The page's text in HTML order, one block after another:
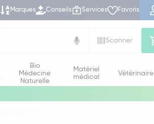
Marques Conseils Services Favoris
Scanner
Bio
Médecine
Naturelle
Matériel
médical
Vétérinaire